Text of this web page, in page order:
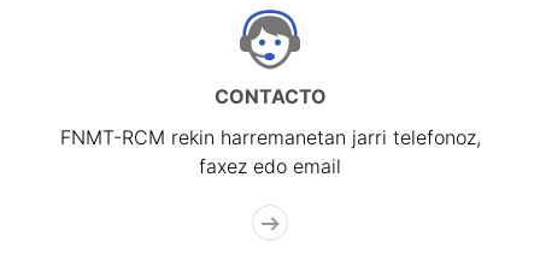
CONTACTO
FNMT-RCM rekin harremanetan jarri telefonoz,
faxez edo email